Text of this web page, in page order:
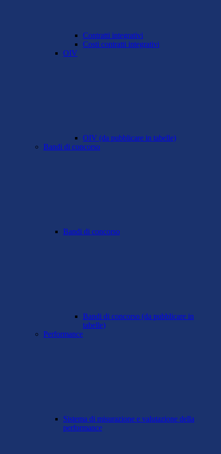
Contratti integrativi
Costi contratti integrativi
OIV
OIV (da pubblicare in tabelle)
Bandi di concorso
Bandi di concorso
Bandi di concorso (da pubblicare in
tabelle)
Performance
Sistema di misurazione e valutazione della
performance